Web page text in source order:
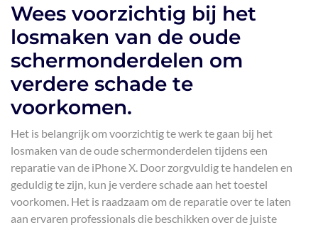
Wees voorzichtig bij het
losmaken van de oude
schermonderdelen om
verdere schade te
voorkomen.
Het is belangrijk om voorzichtig te werk te gaan bij het
losmaken van de oude schermonderdelen tijdens een
reparatie van de iPhone X. Door zorgvuldig te handelen en
geduldig te zijn, kun je verdere schade aan het toestel
voorkomen. Het is raadzaam om de reparatie over te laten
aan ervaren professionals die beschikken over de juiste